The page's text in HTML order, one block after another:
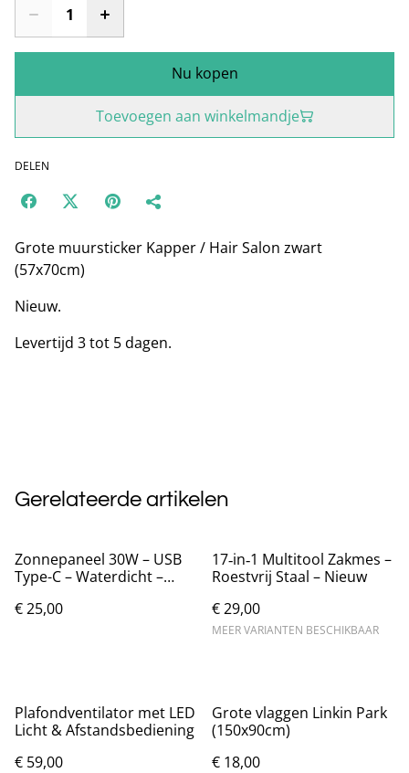
Nu kopen
Toevoegen aan winkelmandje
DELEN
Grote muursticker Kapper / Hair Salon zwart
(57x70cm)
Nieuw.
Levertijd 3 tot 5 dagen.
Gerelateerde artikelen
Zonnepaneel 30W – USB
Type-C – Waterdicht –
€ 25,00
17‑in‑1 Multitool Zakmes –
Roestvrij Staal – Nieuw
€ 29,00
MEER VARIANTEN BESCHIKBAAR
Plafondventilator met LED
Licht & Afstandsbediening
€ 59,00
Grote vlaggen Linkin Park
(150x90cm)
€ 18,00